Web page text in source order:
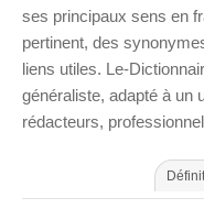
ses principaux sens en
pertinent, des
liens utiles. Le-
généraliste, adapté à un
rédacteurs,